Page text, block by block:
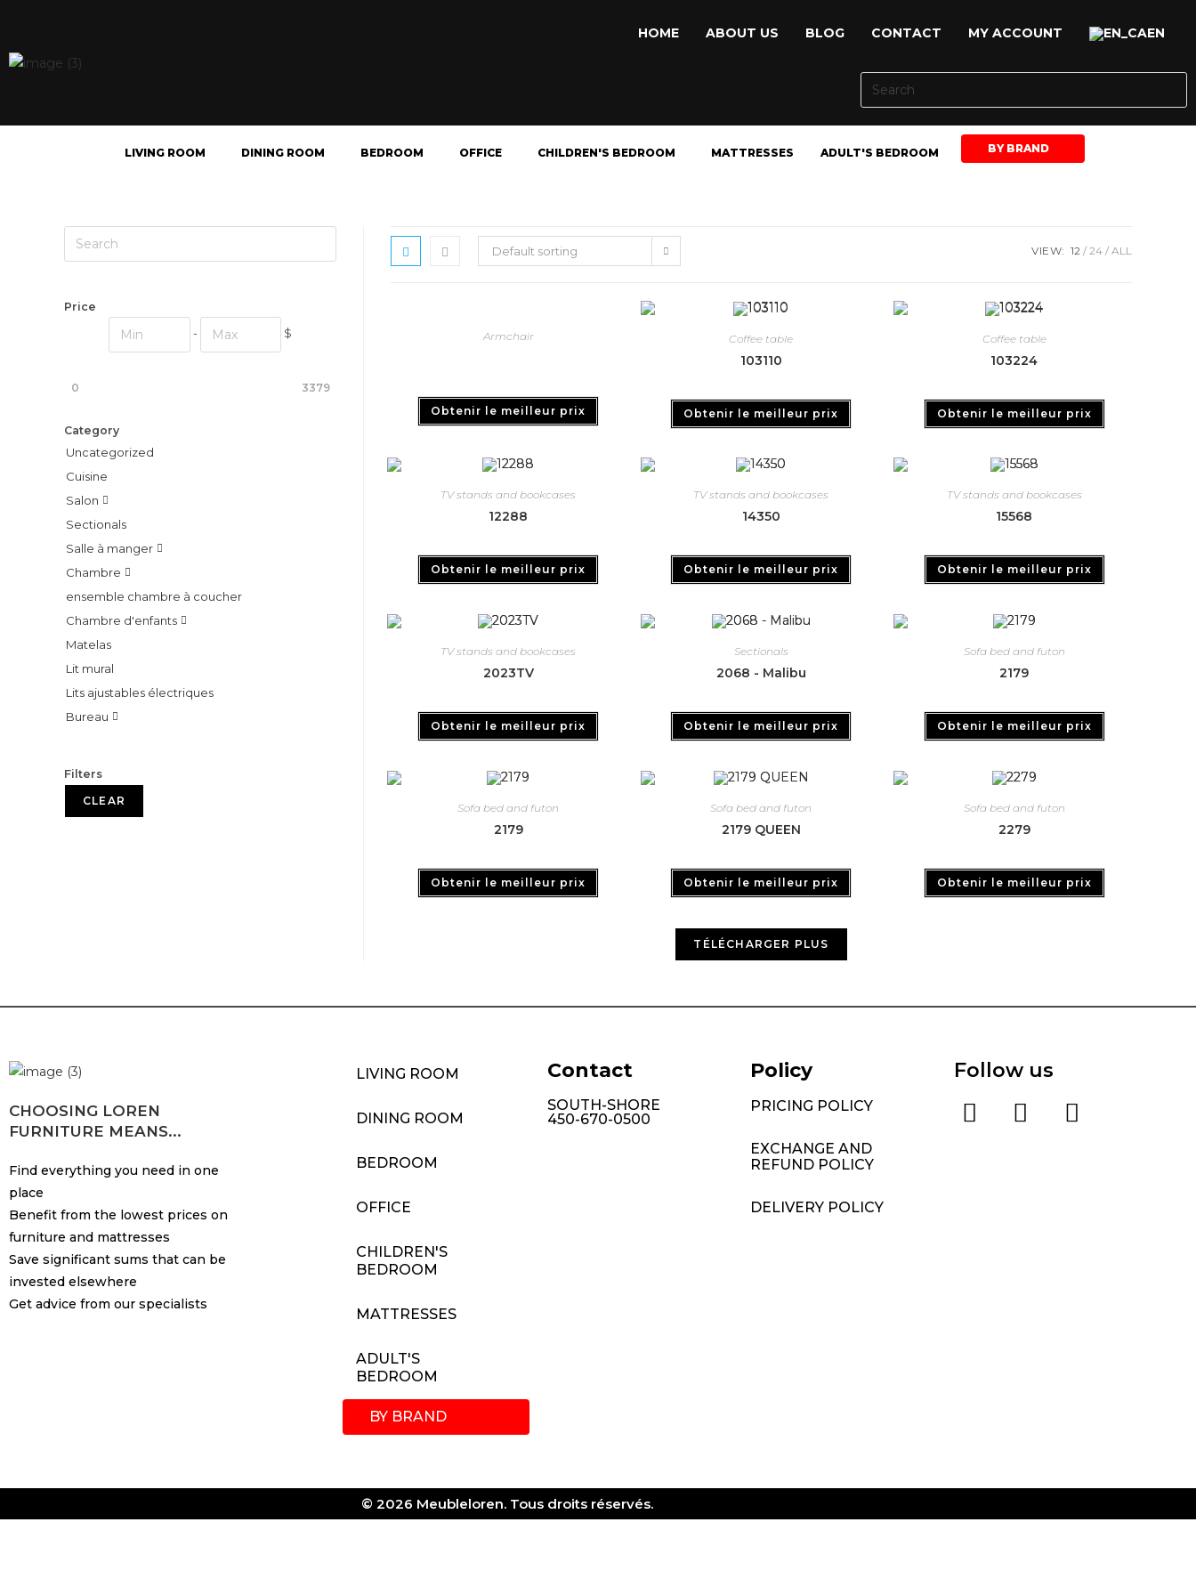
HOME ABOUT US BLOG CONTACT MY ACCOUNT EN
LIVING ROOM DINING ROOM BEDROOM OFFICE CHILDREN'S BEDROOM MATTRESSES ADULT'S BEDROOM BY BRAND
Default sorting VIEW: 12 24 ALL
Armchair
Obtenir le meilleur prix
Coffee table
103110
Obtenir le meilleur prix
Coffee table
103224
Obtenir le meilleur prix
TV stands and bookcases
12288
Obtenir le meilleur prix
TV stands and bookcases
14350
Obtenir le meilleur prix
TV stands and bookcases
15568
Obtenir le meilleur prix
TV stands and bookcases
2023TV
Obtenir le meilleur prix
Sectionals
2068 - Malibu
Obtenir le meilleur prix
Sofa bed and futon
2179
Obtenir le meilleur prix
Sofa bed and futon
2179
Obtenir le meilleur prix
Sofa bed and futon
2179 QUEEN
Obtenir le meilleur prix
Sofa bed and futon
2279
Obtenir le meilleur prix
TÉLÉCHARGER PLUS
Price
- $
0 3379
Category
Uncategorized
Cuisine
Salon 
Sectionals
Salle à manger 
Chambre 
ensemble chambre à coucher
Chambre d'enfants 
Matelas
Lit mural
Lits ajustables électriques
Bureau 
Filters
CLEAR
CHOOSING LOREN
FURNITURE MEANS...
Find everything you need in one
place
Benefit from the lowest prices on
furniture and mattresses
Save significant sums that can be
invested elsewhere
Get advice from our specialists
LIVING ROOM
DINING ROOM
BEDROOM
OFFICE
CHILDREN'S
BEDROOM
MATTRESSES
ADULT'S
BEDROOM
BY BRAND
Contact
SOUTH-SHORE
450-670-0500
Policy
PRICING POLICY
EXCHANGE AND
REFUND POLICY
DELIVERY POLICY
Follow us
© 2026 Meubleloren. Tous droits réservés.